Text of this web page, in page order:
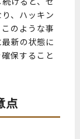
、ハッキン
のような事
新の状態に
保すること
点